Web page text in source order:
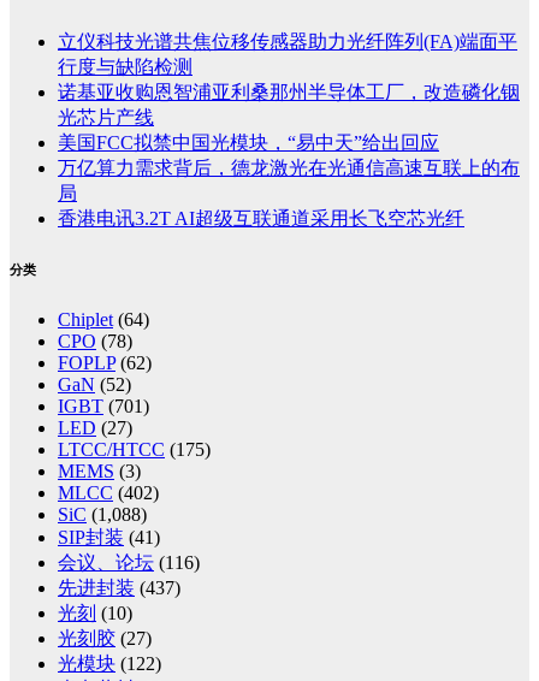
立仪科技光谱共焦位移传感器助力光纤阵列(FA)端面平
行度与缺陷检测
诺基亚收购恩智浦亚利桑那州半导体工厂，改造磷化铟
光芯片产线
美国FCC拟禁中国光模块，“易中天”给出回应
万亿算力需求背后，德龙激光在光通信高速互联上的布
局
香港电讯3.2T AI超级互联通道采用长飞空芯光纤
分类
Chiplet (64)
CPO (78)
FOPLP(62)
GaN (52)
IGBT (701)
LED (27)
LTCC/HTCC (175)
MEMS (3)
MLCC (402)
SiC (1,088)
SIP封装 (41)
会议、论坛 (116)
先进封装 (437)
光刻 (10)
光刻胶 (27)
光模块 (122)